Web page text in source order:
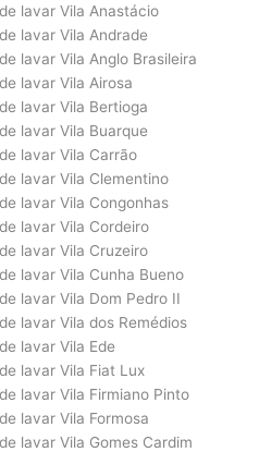
lavar Vila Anastácio
lavar Vila Andrade
lavar Vila Anglo Brasileira
lavar Vila Airosa
lavar Vila Bertioga
lavar Vila Buarque
lavar Vila Carrão
lavar Vila Clementino
lavar Vila Congonhas
lavar Vila Cordeiro
lavar Vila Cruzeiro
lavar Vila Cunha Bueno
lavar Vila Dom Pedro II
lavar Vila dos Remédios
lavar Vila Ede
lavar Vila Fiat Lux
lavar Vila Firmiano Pinto
lavar Vila Formosa
lavar Vila Gomes Cardim